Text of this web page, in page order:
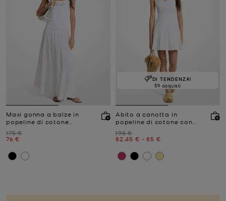
Maxi gonna a balze in
popeline di cotone
arricciato
Prezzo iniziale
175 €
Prezzo attuale
76 €
DI TENDENZA!
59 acquisti
Abito a canotta in
popeline di cotone con
arricciature
Prezzo iniziale
195 €
Prezzo attuale
82,45 € -
a Prezzo attuale
85 €